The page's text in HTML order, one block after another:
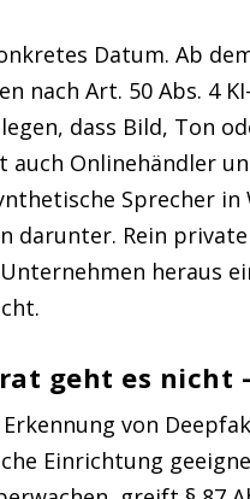
Datum. Ab
nach Art. 50 Abs. 4
dass Bild, Ton
auch Onlinehändler
Sprecher
darunter. Rein
heraus
geht es nicht
von
Einrichtung